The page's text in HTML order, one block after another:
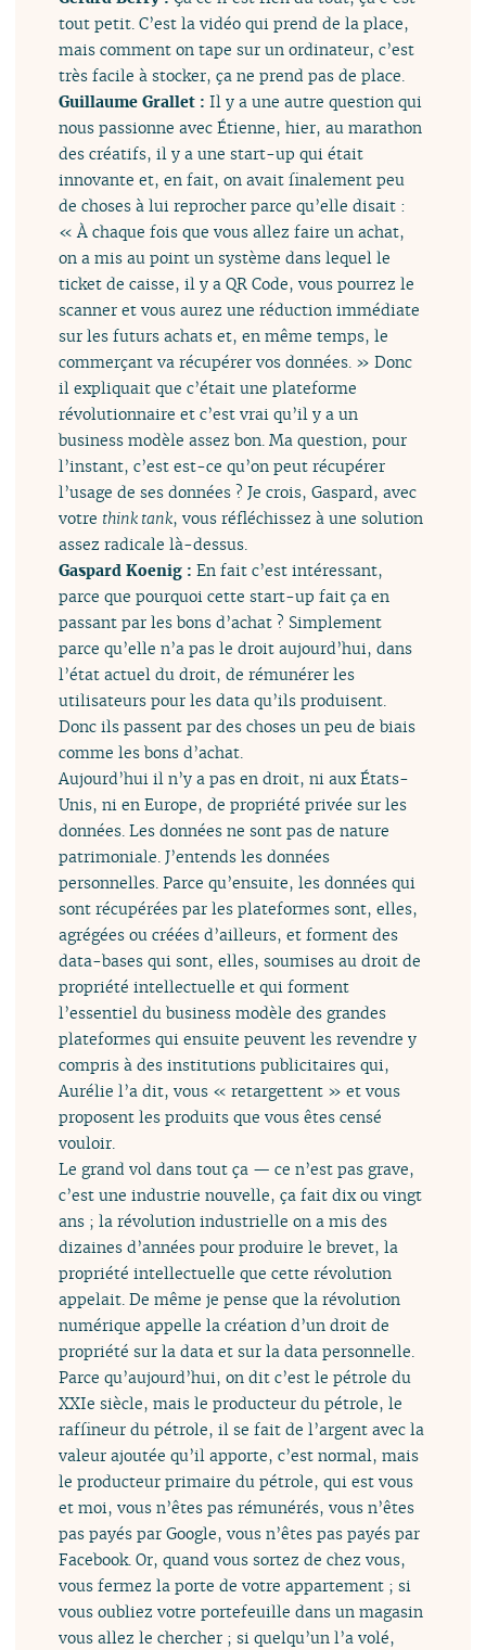
tout petit. C’est la vidéo qui prend de la place,
mais comment on tape sur un ordinateur, c’est
très facile à stocker, ça ne prend pas de place.
Guillaume Grallet :Il y a une autre question qui
nous passionne avec Étienne, hier, au marathon
des créatifs, il y a une start-up qui était
innovante et, en fait, on avait finalement peu
de choses à lui reprocher parce qu’elle disait :
« À chaque fois que vous allez faire un achat,
on a mis au point un système dans lequel le
ticket de caisse, il y a QR Code, vous pourrez le
scanner et vous aurez une réduction immédiate
sur les futurs achats et, en même temps, le
commerçant va récupérer vos données. » Donc
il expliquait que c’était une plateforme
révolutionnaire et c’est vrai qu’il y a un
business modèle assez bon. Ma question, pour
l’instant, c’est est-ce qu’on peut récupérer
l’usage de ses données ? Je crois, Gaspard, avec
votre think tank, vous réfléchissez à une solution
assez radicale là-dessus.
Gaspard Koenig :En fait c’est intéressant,
parce que pourquoi cette start-up fait ça en
passant par les bons d’achat ? Simplement
parce qu’elle n’a pas le droit aujourd’hui, dans
l’état actuel du droit, de rémunérer les
utilisateurs pour les data qu’ils produisent.
Donc ils passent par des choses un peu de biais
comme les bons d’achat.
Aujourd’hui il n’y a pas en droit, ni aux États-
Unis, ni en Europe, de propriété privée sur les
données. Les données ne sont pas de nature
patrimoniale. J’entends les données
personnelles. Parce qu’ensuite, les données qui
sont récupérées par les plateformes sont, elles,
agrégées ou créées d’ailleurs, et forment des
data-bases qui sont, elles, soumises au droit de
propriété intellectuelle et qui forment
l’essentiel du business modèle des grandes
plateformes qui ensuite peuvent les revendre y
compris à des institutions publicitaires qui,
Aurélie l’a dit, vous « retargettent » et vous
proposent les produits que vous êtes censé
vouloir.
Le grand vol dans tout ça — ce n’est pas grave,
c’est une industrie nouvelle, ça fait dix ou vingt
ans ; la révolution industrielle on a mis des
dizaines d’années pour produire le brevet, la
propriété intellectuelle que cette révolution
appelait. De même je pense que la révolution
numérique appelle la création d’un droit de
propriété sur la data et sur la data personnelle.
Parce qu’aujourd’hui, on dit c’est le pétrole du
XXIe siècle, mais le producteur du pétrole, le
raffineur du pétrole, il se fait de l’argent avec la
valeur ajoutée qu’il apporte, c’est normal, mais
le producteur primaire du pétrole, qui est vous
et moi, vous n’êtes pas rémunérés, vous n’êtes
pas payés par Google, vous n’êtes pas payés par
Facebook. Or, quand vous sortez de chez vous,
vous fermez la porte de votre appartement ; si
vous oubliez votre portefeuille dans un magasin
vous allez le chercher ; si quelqu’un l’a volé,